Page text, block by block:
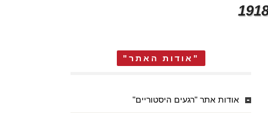
"אודות האתר"
אודות אתר "רגעים היסטוריים"